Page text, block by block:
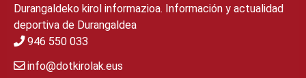
Durangaldeko kirol informazioa. Información y actualidad
deportiva de Durangaldea
946 550 033
info@dotkirolak.eus